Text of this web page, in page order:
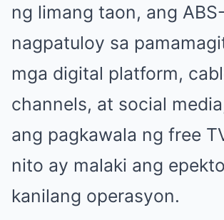
ng limang taon, ang
nagpatuloy sa
mga digital platform,
channels, at social
ang pagkawala ng free
nito ay malaki ang
kanilang operasyon.